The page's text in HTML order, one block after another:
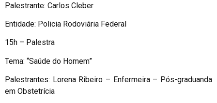
Palestrante: Carlos Cleber
Entidade: Policia Rodoviária Federal
15h – Palestra
Tema: “Saúde do Homem”
Palestrantes: Lorena Ribeiro – Enfermeira – Pós-graduanda
em Obstetrícia